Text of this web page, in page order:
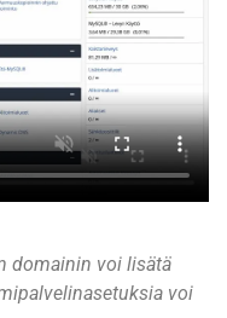
domainin voi lisätä
voi